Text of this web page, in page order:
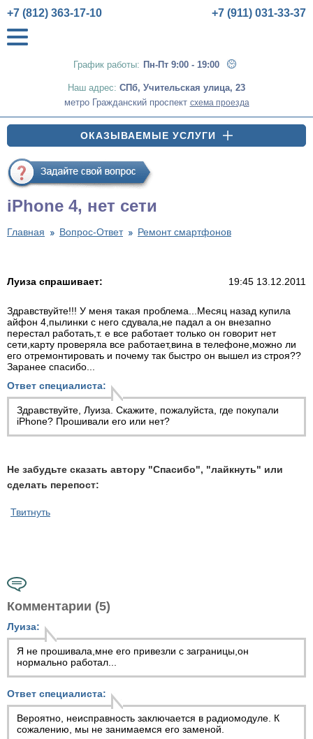
График работы: Пн-Пт 9:00 - 19:00
+7 (812) 363-17-10 +7 (911) 031-33-37
Наш адрес: СПб, Учительская улица, 23
метро Гражданский проспект схема проезда
ОКАЗЫВАЕМЫЕ УСЛУГИ
iPhone 4, нет сети
Главная Вопрос-Ответ Ремонт смартфонов
Луиза спрашивает: 19:45 13.12.2011
Здравствуйте!!! У меня такая проблема...Месяц назад купила
айфон 4,пылинки с него сдувала,не падал а он внезапно
перестал работать,т. е все работает только он говорит нет
сети,карту проверяла все работает,вина в телефоне,можно ли
его отремонтировать и почему так быстро он вышел из строя??
Заранее спасибо...
Ответ специалиста:
Здравствуйте, Луиза. Скажите, пожалуйста, где покупали
iPhone? Прошивали его или нет?
Не забудьте сказать автору "Спасибо", "лайкнуть" или
сделать перепост:
Твитнуть
Комментарии (5)
Луиза:
Я не прошивала,мне его привезли с заграницы,он
нормально работал...
Ответ специалиста:
Вероятно, неисправность заключается в радиомодуле. К
сожалению, мы не занимаемся его заменой.